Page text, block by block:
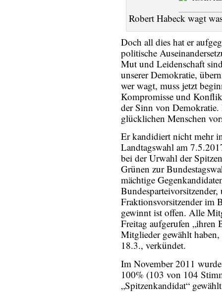
Robert Habeck wagt
Doch all dies hat er
politische
Mut und Leidenschaft
unserer Demokratie,
wer wagt, muss jetzt
Kompromisse und
der Sinn von
glücklichen Menschen
Er kandidiert nicht mehr
Landtagswahl am
bei der Urwahl der
Grünen zur
mächtige
Fraktionsvorsitzender im
gewinnt ist offen. Alle
Freitag aufgerufen „ihren
Mitglieder gewählt
18.3., verkündet.
Im November 2011
100% (103 von 104
„Spitzenkandidat“